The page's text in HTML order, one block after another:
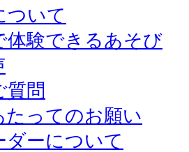
ついて
体験できるあそび
質問
たってのお願い
ダーについて